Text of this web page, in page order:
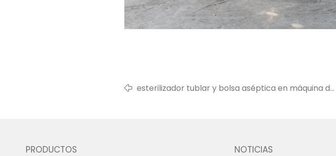
esterilizador tublar y bolsa aséptica en máquina de
PRODUCTOS NOTICIAS